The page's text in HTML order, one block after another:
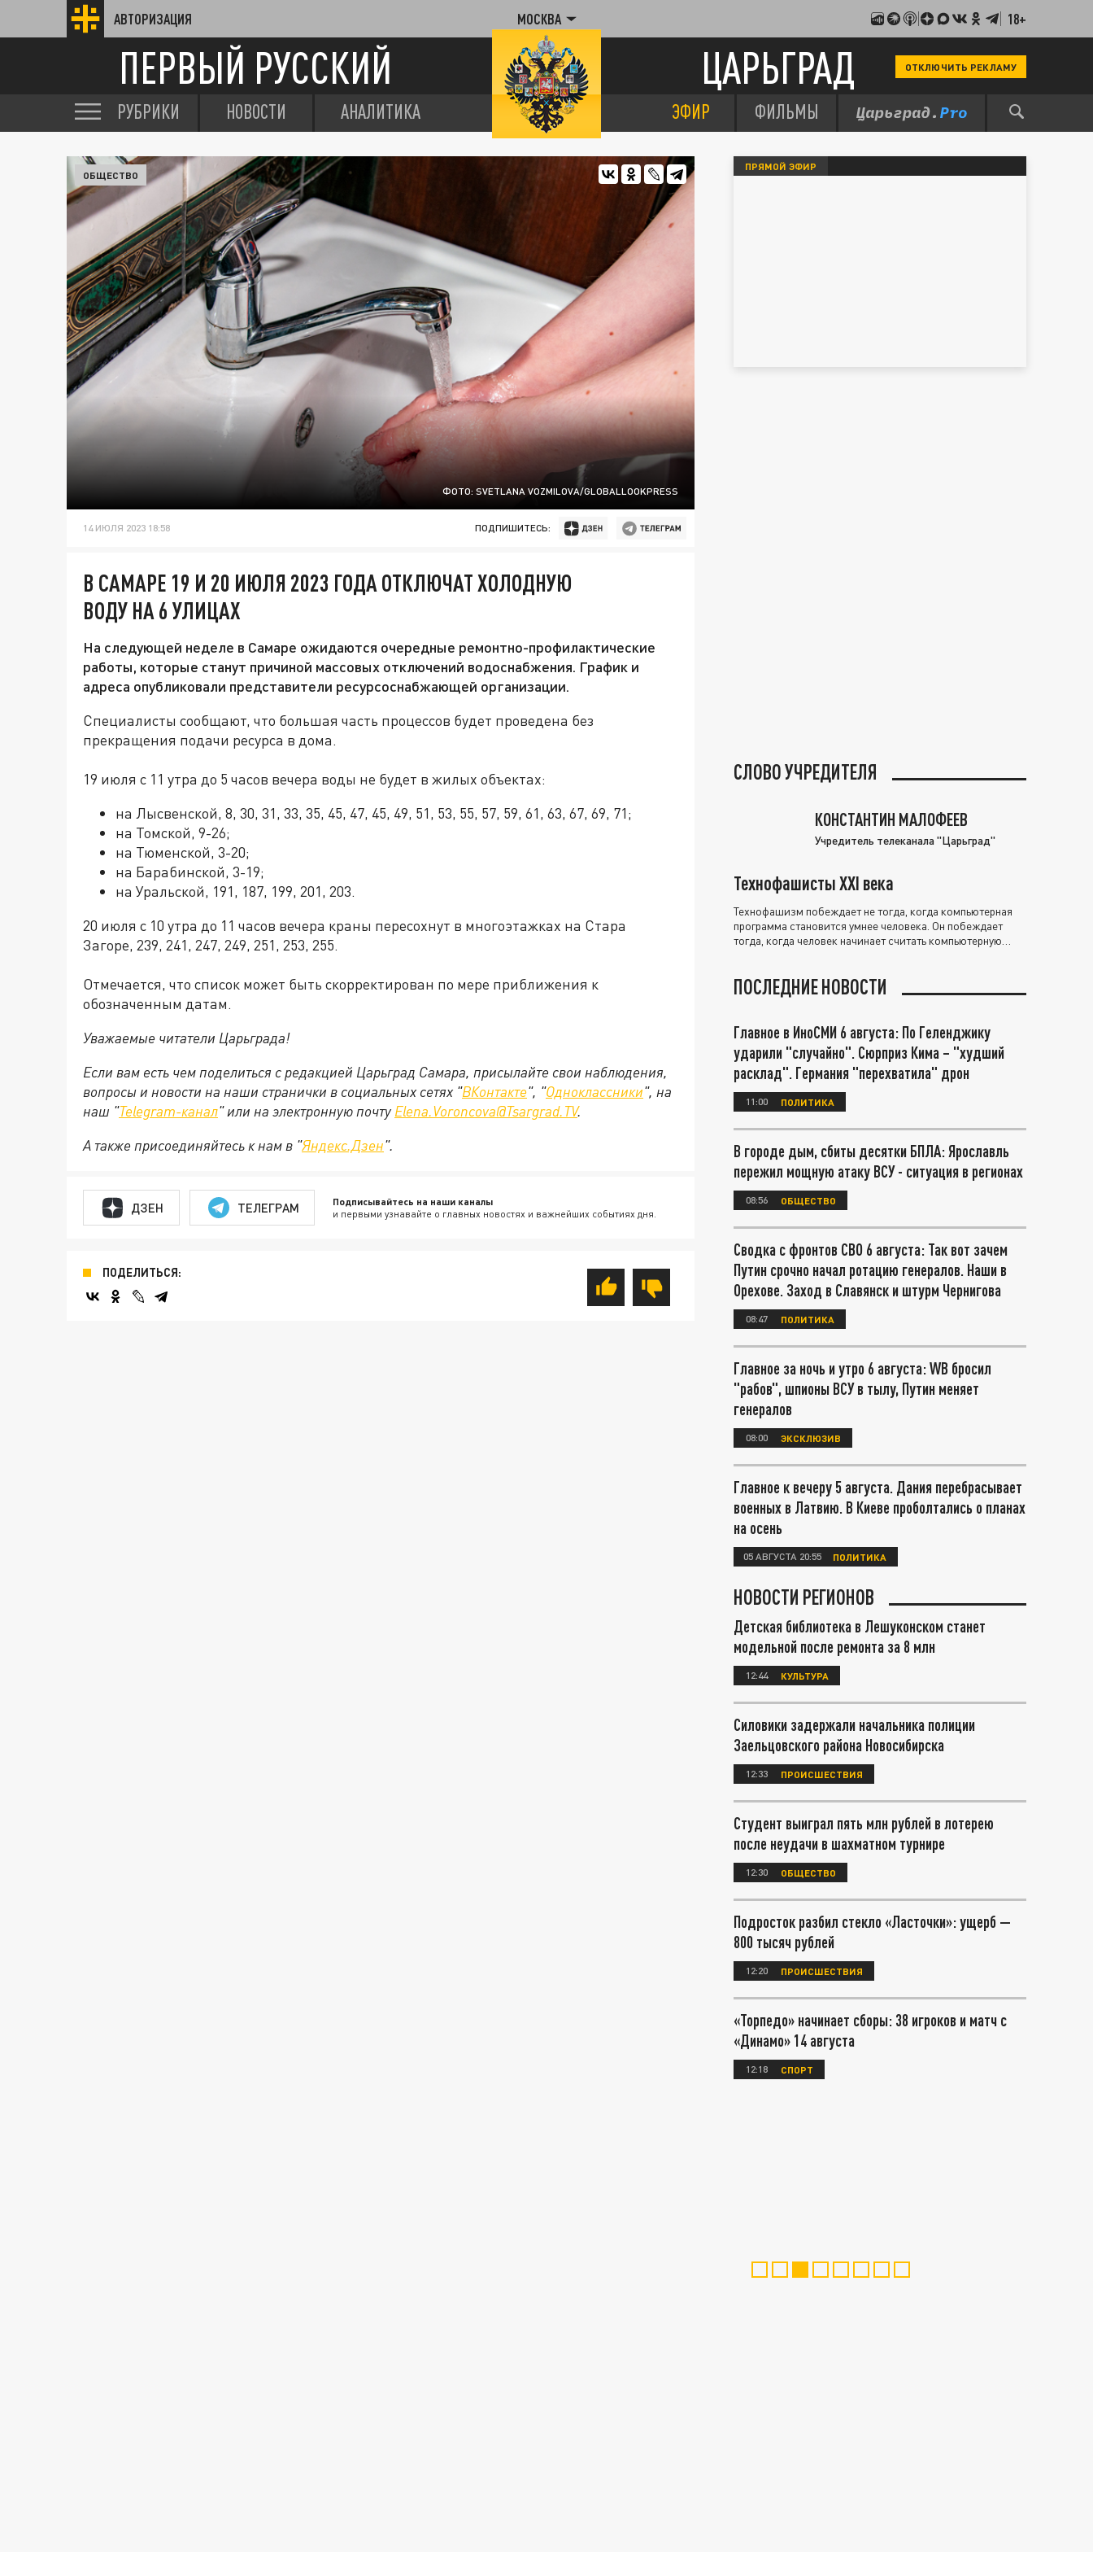
АВТОРИЗАЦИЯ МОСКВА 18+
ПЕРВЫЙ РУССКИЙ ЦАРЬГРАД ОТКЛЮЧИТЬ РЕКЛАМУ
РУБРИКИ НОВОСТИ АНАЛИТИКА ЭФИР ФИЛЬМЫ
ФОТО: SVETLANA VOZMILOVA/GLOBALLOOKPRESS
ОБЩЕСТВО
14 ИЮЛЯ 2023 18:58 ПОДПИШИТЕСЬ:
В САМАРЕ 19 И 20 ИЮЛЯ 2023 ГОДА ОТКЛЮЧАТ ХОЛОДНУЮ
ВОДУ НА 6 УЛИЦАХ
На следующей неделе в Самаре ожидаются очередные ремонтно-профилактические
работы, которые станут причиной массовых отключений водоснабжения. График и
адреса опубликовали представители ресурсоснабжающей организации.
Специалисты сообщают, что большая часть процессов будет проведена без
прекращения подачи ресурса в дома.
19 июля с 11 утра до 5 часов вечера воды не будет в жилых объектах:
на Лысвенской, 8, 30, 31, 33, 35, 45, 47, 45, 49, 51, 53, 55, 57, 59, 61, 63, 67, 69, 71;
на Томской, 9-26;
на Тюменской, 3-20;
на Барабинской, 3-19;
на Уральской, 191, 187, 199, 201, 203.
20 июля с 10 утра до 11 часов вечера краны пересохнут в многоэтажках на Стара
Загоре, 239, 241, 247, 249, 251, 253, 255.
Отмечается, что список может быть скорректирован по мере приближения к
обозначенным датам.
Уважаемые читатели Царьграда!
Если вам есть чем поделиться с редакцией Царьград Самара, присылайте свои наблюдения,
вопросы и новости на наши странички в социальных сетях "ВКонтакте", "Одноклассники", на
наш "Telegram-канал" или на электронную почту Elena.Voroncova@Tsargrad.TV.
А также присоединяйтесь к нам в "Яндекс.Дзен".
ДЗЕН ТЕЛЕГРАМ Подписывайтесь на наши каналы
и первыми узнавайте о главных новостях и важнейших событиях дня.
ПОДЕЛИТЬСЯ:
ПРЯМОЙ ЭФИР
СЛОВО УЧРЕДИТЕЛЯ
КОНСТАНТИН МАЛОФЕЕВ
Учредитель телеканала "Царьград"
Технофашисты XXI века
Технофашизм побеждает не тогда, когда компьютерная
программа становится умнее человека. Он побеждает
тогда, когда человек начинает считать компьютерную
ПОСЛЕДНИЕ НОВОСТИ
Главное в ИноСМИ 6 августа: По Геленджику
ударили "случайно". Сюрприз Кима – "худший
расклад". Германия "перехватила" дрон
11:00 ПОЛИТИКА
В городе дым, сбиты десятки БПЛА: Ярославль
пережил мощную атаку ВСУ - ситуация в регионах
08:56 ОБЩЕСТВО
Сводка с фронтов СВО 6 августа: Так вот зачем
Путин срочно начал ротацию генералов. Наши в
Орехове. Заход в Славянск и штурм Чернигова
08:47 ПОЛИТИКА
Главное за ночь и утро 6 августа: WB бросил
"рабов", шпионы ВСУ в тылу, Путин меняет
генералов
08:00 ЭКСКЛЮЗИВ
Главное к вечеру 5 августа. Дания перебрасывает
военных в Латвию. В Киеве проболтались о планах
на осень
05 АВГУСТА 20:55 ПОЛИТИКА
НОВОСТИ РЕГИОНОВ
Детская библиотека в Лешуконском станет
модельной после ремонта за 8 млн
12:44 КУЛЬТУРА
Силовики задержали начальника полиции
Заельцовского района Новосибирска
12:33 ПРОИСШЕСТВИЯ
Студент выиграл пять млн рублей в лотерею
после неудачи в шахматном турнире
12:30 ОБЩЕСТВО
Подросток разбил стекло «Ласточки»: ущерб —
800 тысяч рублей
12:20 ПРОИСШЕСТВИЯ
«Торпедо» начинает сборы: 38 игроков и матч с
«Динамо» 14 августа
12:18 СПОРТ